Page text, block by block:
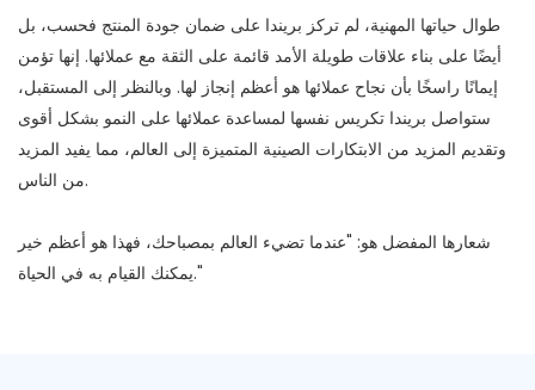
طوال حياتها المهنية، لم تركز بريندا على ضمان جودة المنتج فحسب، بل
أيضًا على بناء علاقات طويلة الأمد قائمة على الثقة مع عملائها. إنها تؤمن
إيمانًا راسخًا بأن نجاح عملائها هو أعظم إنجاز لها. وبالنظر إلى المستقبل،
ستواصل بريندا تكريس نفسها لمساعدة عملائها على النمو بشكل أقوى
وتقديم المزيد من الابتكارات الصينية المتميزة إلى العالم، مما يفيد المزيد
من الناس.
شعارها المفضل هو: "عندما تضيء العالم بمصباحك، فهذا هو أعظم خير
يمكنك القيام به في الحياة."